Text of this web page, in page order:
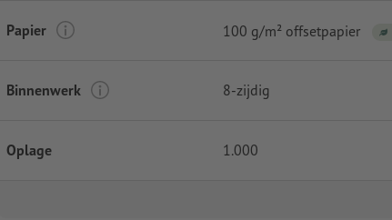
Papier 100 g/m² offsetpapier
Binnenwerk 8-zijdig
Oplage 1.000